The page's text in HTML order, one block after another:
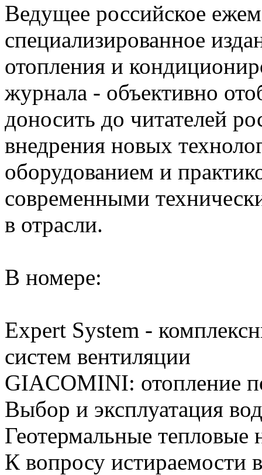
Ведущее российское
специализированное
отопления и
журнала - объективно
доносить до читателей
внедрения новых
оборудованием и
современными
в отрасли.
В номере:
Expert System -
систем вентиляции
GIACOMINI: отопление
Выбор и эксплуатация
Геотермальные
К вопросу истираемости